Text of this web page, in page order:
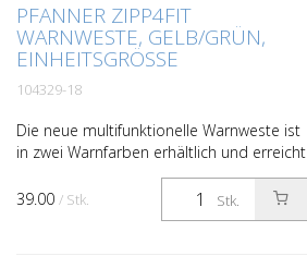
PFANNER ZIPP4FIT
WARNWESTE, GELB/GRÜN,
EINHEITSGRÖSSE
104329-18
Die neue multifunktionelle Warnweste ist
in zwei Warnfarben erhältlich und erreicht
mit den rundherum verlaufenden
Reflexstreifen die Warnschutzklasse 2
Stk.
39.00 / Stk.